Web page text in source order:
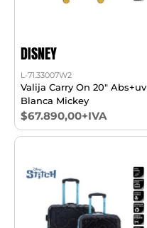
DISNEY
L-71.33007W2
Valija Carry On 20" Abs+uv
Blanca Mickey
$67.890,00+IVA